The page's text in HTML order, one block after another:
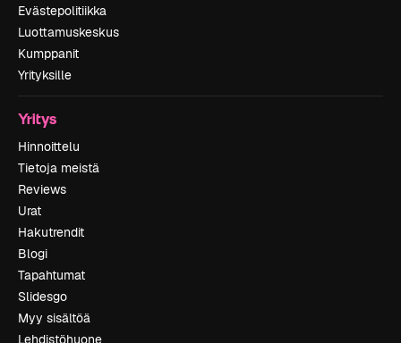
Evästepolitiikka
Luottamuskeskus
Kumppanit
Yrityksille
Yritys
Hinnoittelu
Tietoja meistä
Reviews
Urat
Hakutrendit
Blogi
Tapahtumat
Slidesgo
Myy sisältöä
Lehdistöhuone